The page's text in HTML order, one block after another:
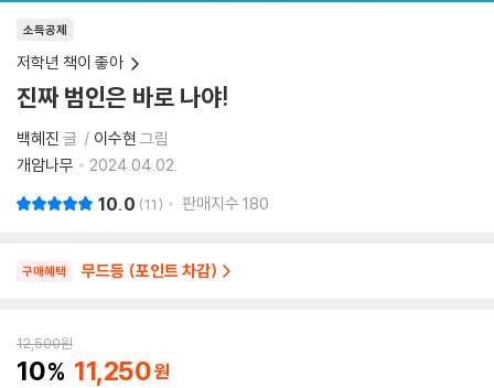
소득공제
저학년 책이 좋아
진짜 범인은 바로 나야!
백혜진 글 이수현 그림
개암나무
2024.04.02.
10.0 11 판매지수 180
구매혜택 무드등 (포인트 차감)
12,500원
10 11,250